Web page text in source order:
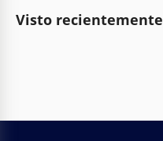
Visto recientemente